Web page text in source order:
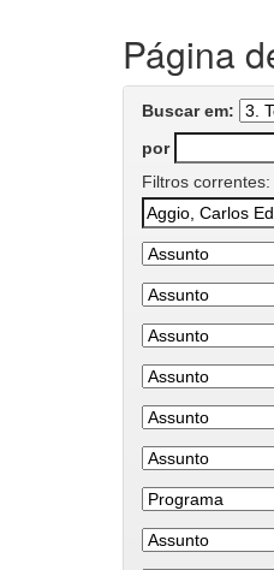
Página
Buscar em:
por
Filtros correntes: